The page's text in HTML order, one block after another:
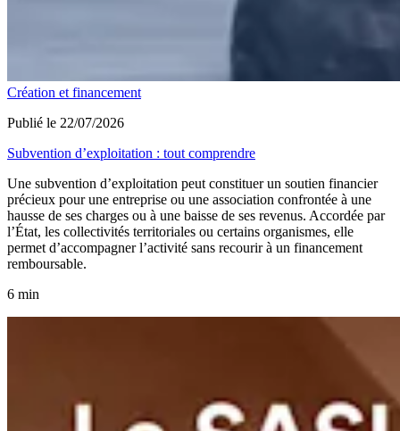
Création et financement
Publié le 22/07/2026
Subvention d’exploitation : tout comprendre
Une subvention d’exploitation peut constituer un soutien financier
précieux pour une entreprise ou une association confrontée à une
hausse de ses charges ou à une baisse de ses revenus. Accordée par
l’État, les collectivités territoriales ou certains organismes, elle
permet d’accompagner l’activité sans recourir à un financement
remboursable.
6 min